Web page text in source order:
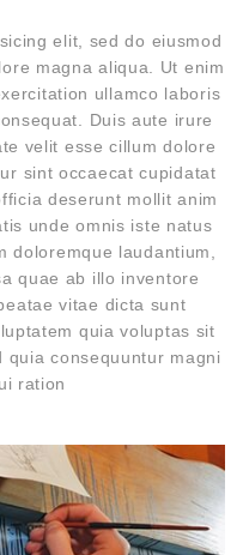
elit, sed do eiusmod
magna aliqua. Ut enim
ullamco laboris
Duis aute irure
velit esse cillum dolore
sint occaecat cupidatat
deserunt mollit anim
unde omnis iste natus
doloremque laudantium,
quae ab illo inventore
vitae dicta sunt
quia voluptas sit
consequuntur magni
ration